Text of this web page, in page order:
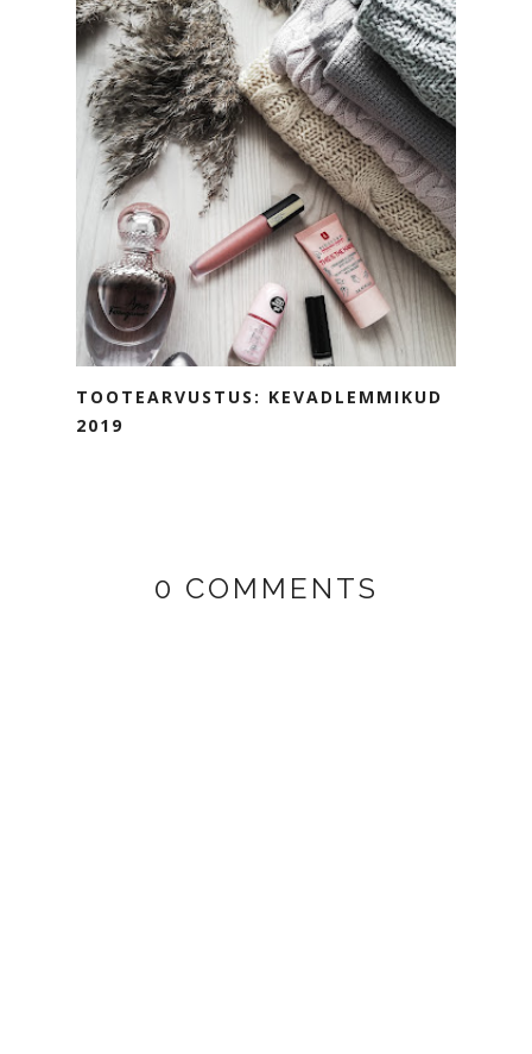
TOOTEARVUSTUS: KEVADLEMMIKUD
2019
0 COMMENTS